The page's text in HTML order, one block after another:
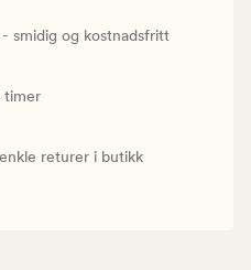
smidig og kostnadsfritt
timer
returer i butikk